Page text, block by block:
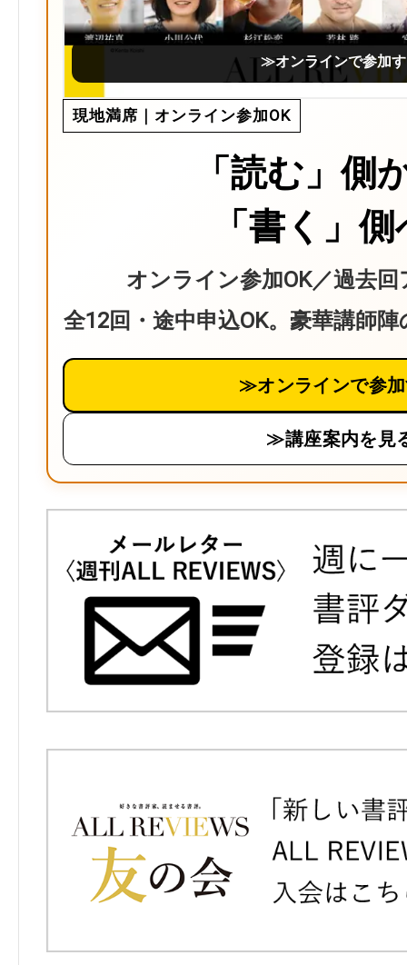
≫オンラインで参加
現地満席｜オンライン参加OK
「読む」側
「書く」
オンライン参加OK／過去
全12回・途中申込OK。豪華講師
≫オンラインで参
≫講座案内を見